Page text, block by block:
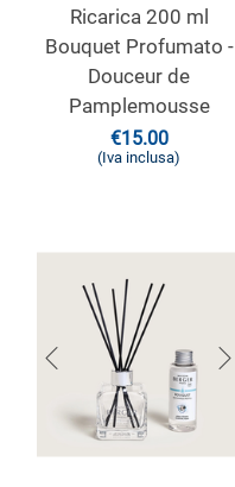
Ricarica 200 ml
Bouquet Profumato -
Douceur de
Pamplemousse
€15.00
(Iva inclusa)